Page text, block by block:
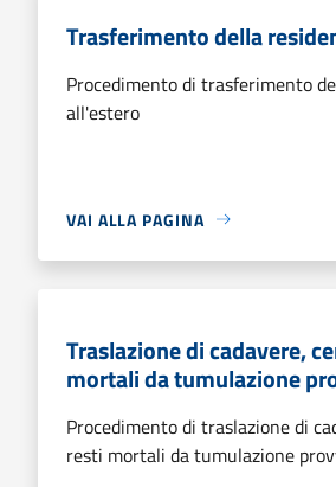
Trasferimento della
Procedimento di trasferimento
all'estero
VAI ALLA PAGINA
Traslazione di cadavere,
mortali da tumulazione
Procedimento di traslazione di
resti mortali da tumulazione